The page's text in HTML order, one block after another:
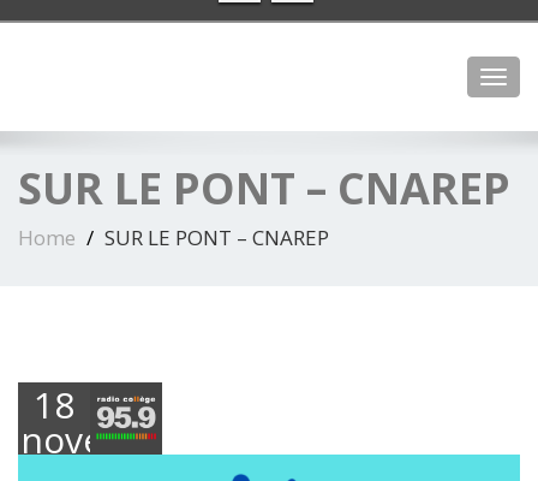
SUR LE PONT – CNAREP
Home SUR LE PONT – CNAREP
18
novembre